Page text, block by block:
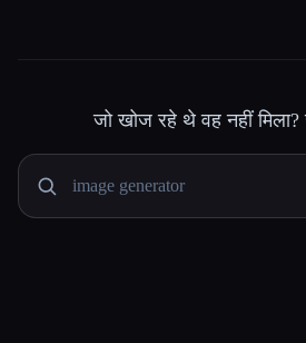
जो खोज रहे थे वह नहीं